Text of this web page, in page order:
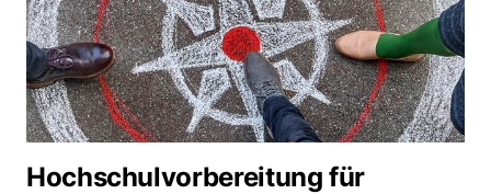
Hochschulvorbereitung für